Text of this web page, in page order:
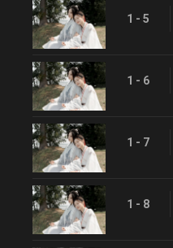
1 - 5
1 - 6
1 - 7
1 - 8